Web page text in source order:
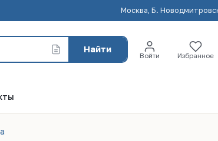
Москва, Б.
Найти
Войти Избранное